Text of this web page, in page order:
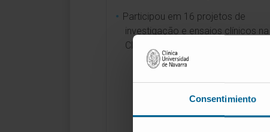
Consentimiento
Participou em 16 projetos de
investigação e ensaios clínicos na
Clínica Universidad de Navarra.